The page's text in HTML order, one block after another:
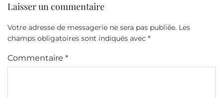
Laisser un commentaire
Votre adresse de messagerie ne sera pas publiée. Les
champs obligatoires sont indiqués avec *
Commentaire *